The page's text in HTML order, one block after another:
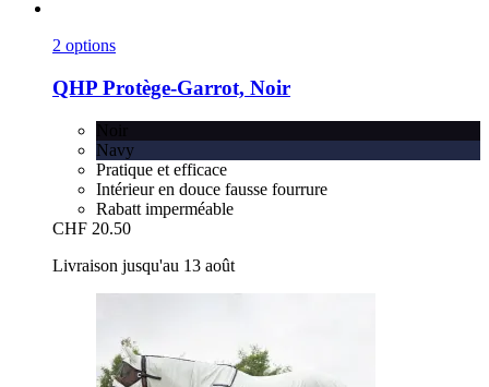
2 options
QHP Protège-​Garrot, Noir
Navy
Pratique et efficace
Intérieur en douce fausse fourrure
Rabatt imperméable
CHF 20.50
Livraison jusqu'au 13 août